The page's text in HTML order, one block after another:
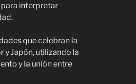
para interpretar
que celebran la
y Japón, utilizando la
y la unión entre